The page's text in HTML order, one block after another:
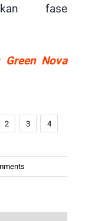
fase
Nova
2 3 4